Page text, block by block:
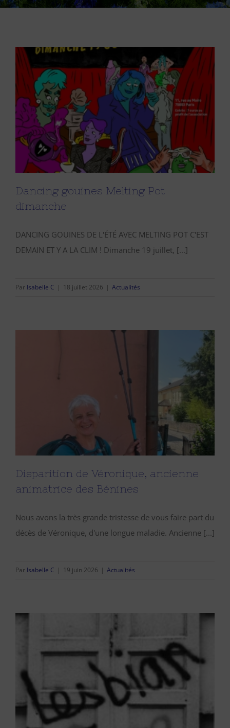
Dancing gouines Melting Pot
dimanche
DANCING GOUINES DE L'ÉTÉ AVEC MELTING POT C'EST
DEMAIN ET Y A LA CLIM ! Dimanche 19 juillet, [...]
Par Isabelle C | 18 juillet 2026 | Actualités
Disparition de Véronique, ancienne
animatrice des Bénines
Nous avons la très grande tristesse de vous faire part du
décès de Véronique, d'une longue maladie. Ancienne [...]
Par Isabelle C | 19 juin 2026 | Actualités